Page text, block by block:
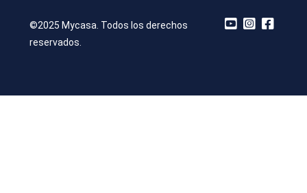
©2025 Mycasa. Todos los derechos
reservados.